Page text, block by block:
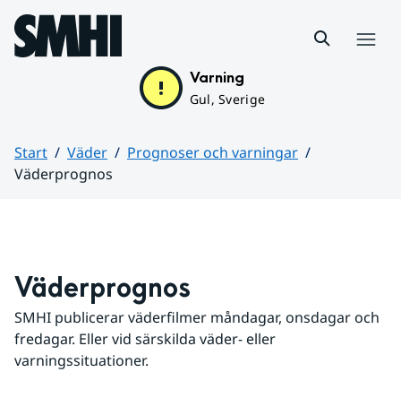
Hoppa till sidans innehåll
Varning
Gul, Sverige
Start Väder
Prognoser och varningar
Väderprognos
Väderprognos
SMHI publicerar väderfilmer måndagar, onsdagar och
fredagar. Eller vid särskilda väder- eller
varningssituationer.